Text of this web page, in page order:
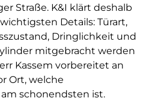
Straße. K&I klärt deshalb
Details: Türart,
Dringlichkeit und
mitgebracht werden
Kassem vorbereitet an
Ort, welche
schonendsten ist.